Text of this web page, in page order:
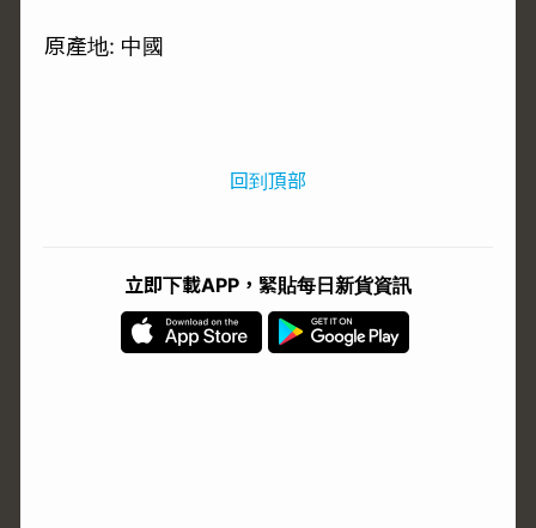
原產地: 中國
回到頂部
立即下載APP，緊貼每日新貨資訊